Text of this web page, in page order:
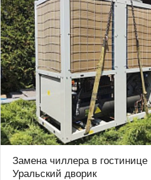
Замена чиллера в гостинице
Уральский дворик